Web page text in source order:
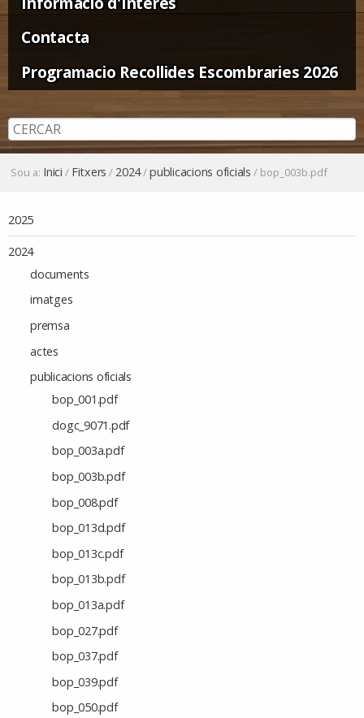
Contacta
Programacio Recollides Escombraries 2026
Sou a: Inici / Fitxers / 2024/publicacions oficials / bop_003b.pdf
2025
2024
documents
imatges
premsa
actes
publicacions oficials
bop_001.pdf
dogc_9071.pdf
bop_003a.pdf
bop_003b.pdf
bop_008.pdf
bop_013d.pdf
bop_013c.pdf
bop_013b.pdf
bop_013a.pdf
bop_027.pdf
bop_037.pdf
bop_039.pdf
bop_050.pdf